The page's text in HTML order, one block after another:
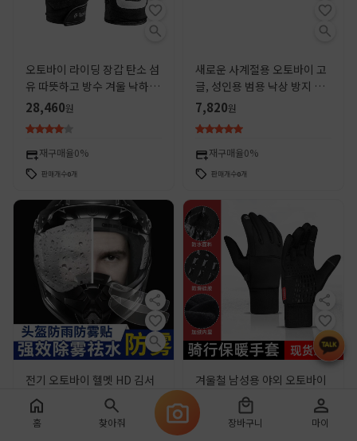
홈 찾아줘 장바구니 마이
오토바이 라이딩 장갑 탄소 섬
유 따뜻하고 방수 겨울 낙하 방
지 터치 스크린 오토바이 라이
더 남성과 여성을위한 보호 장
비
28,460원
재구매율0%
판매개수0개
새로운 사계절용 오토바이 고
글, 성인용 범용 낙상 방지 안
전 보호 장비, 오프로드 라이
딩 장비, 공장 직공급
7,820원
재구매율0%
판매개수0개
전기 오토바이 헬멧 HD 김서
림 방지 렌즈 스티커 승마 헬멧
방수 필름 방수 스티커 유니버
설
200
겨울철 남성용 야외 오토바이
장갑, 벨벳, 따뜻하고 방수, 전
기 핸들바 커버, 터치 스크린,
풀 핑거 사이클링 장비
2,160 원